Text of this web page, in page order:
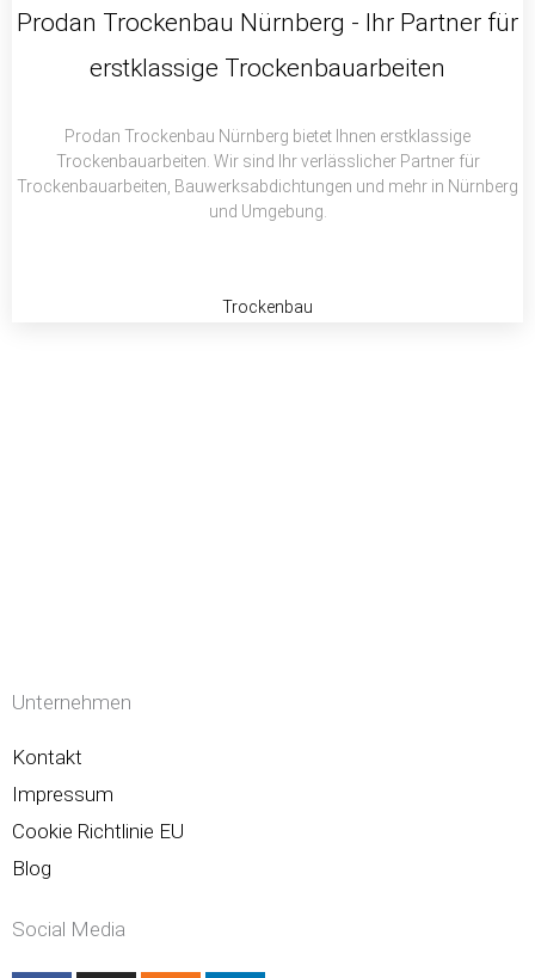
b
t
r
s
p
Prodan Trockenbau Nürnberg - Ihr Partner für
erstklassige Trockenbauarbeiten
Prodan Trockenbau Nürnberg bietet Ihnen erstklassige
Trockenbauarbeiten. Wir sind Ihr verlässlicher Partner für
Trockenbauarbeiten, Bauwerksabdichtungen und mehr in Nürnberg
und Umgebung.
Trockenbau
Unternehmen
Kontakt
Impressum
Cookie Richtlinie EU
Blog
Social Media